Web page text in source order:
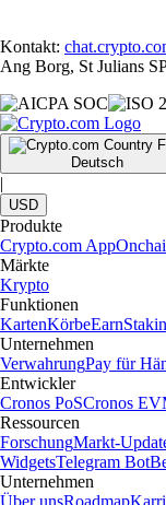
Kontakt:
Ang Borg, St Julians
Deutsch
|
USD
Produkte
Crypto.com App
Märkte
Krypto
Funktionen
KartenKörbeEarn
Unternehmen
VerwahrungPay für
Entwickler
Cronos PoSCronos
Ressourcen
ForschungMarkt-
WidgetsTelegram Bot
Unternehmen
Über unsRoadmap